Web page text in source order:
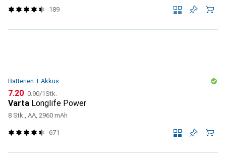
189
Batterien + Akkus
CHF
7.20 CHF
0.90/1Stk.
Varta Longlife Power
8 Stk., AA, 2960 mAh
671